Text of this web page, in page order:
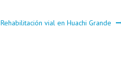
Rehabilitación vial en Huachi Grande